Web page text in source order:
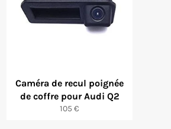
Caméra de recul poignée
de coffre pour Audi Q2
Prix
105 €